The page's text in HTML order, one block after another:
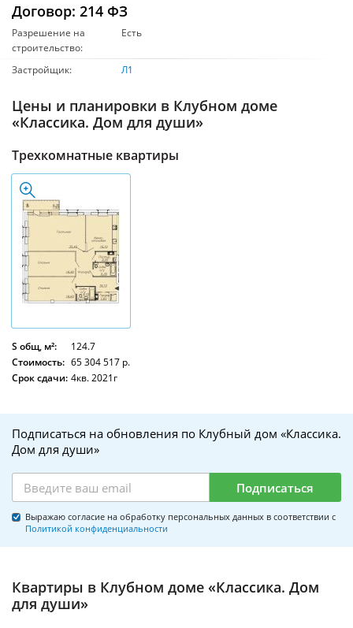
Договор: 214 ФЗ
Разрешение на
строительство:
Есть
Застройщик: Л1
Цены и планировки в Клубном доме
«Классика. Дом для души»
Трехкомнатные квартиры
S общ, м²:
124.7
Стоимость: 65 304 517 р.
Срок сдачи: 4кв. 2021г
Подписаться на обновления по Клубный дом «Классика.
Дом для души»
Подписаться
Выражаю согласие на обработку персональных данных в соответствии с
Политикой конфиденциальности
Квартиры в Клубном доме «Классика. Дом
для души»